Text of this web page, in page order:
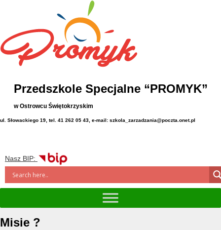
Przedszkole Specjalne “PROMYK”
w Ostrowcu Świętokrzyskim
ul. Słowackiego 19, tel. 41 262 05 43, e-mail: szkola_zarzadzania@poczta.onet.pl
Nasz BIP:
Misie ?